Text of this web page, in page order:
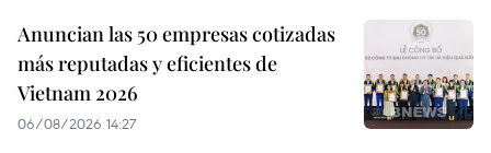
Anuncian las 50 empresas cotizadas
más reputadas y eficientes de
Vietnam 2026
06/08/2026 14:27